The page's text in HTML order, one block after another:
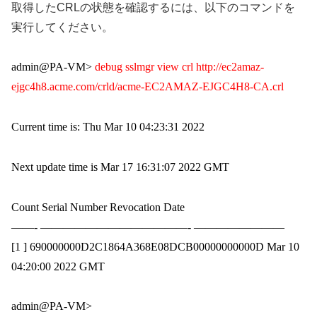
取得したCRLの状態を確認するには、以下のコマンドを
実行してください。
admin@PA-VM> debug sslmgr view crl http://ec2amaz-
ejgc4h8.acme.com/crld/acme-EC2AMAZ-EJGC4H8-CA.crl
Current time is: Thu Mar 10 04:23:31 2022
Next update time is Mar 17 16:31:07 2022 GMT
Count Serial Number Revocation Date
——- —————————————- ————————
[1 ] 690000000D2C1864A368E08DCB00000000000D Mar 10
04:20:00 2022 GMT
admin@PA-VM>